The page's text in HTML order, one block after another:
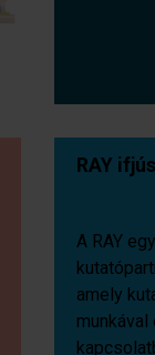
RAY
A RAY
amely